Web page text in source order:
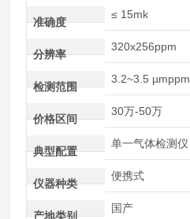
准确度
≤ 15mk
分辨率
320x256ppm
检测范围
3.2~3.5 µmppm
价格区间
30万-50万
典型配置
单一气体检测仪
仪器种类
便携式
产地类别
国产